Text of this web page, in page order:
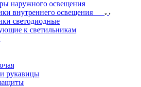
наружного освещения
внутреннего освещения
светодиодные
к светильникам
рукавицы